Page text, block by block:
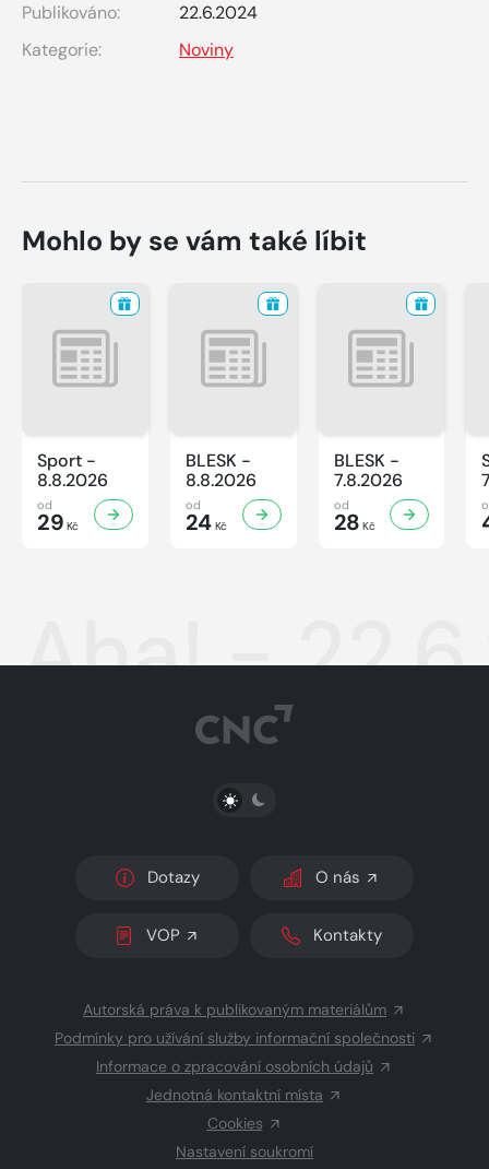
Publikováno:
22.6.2024
Kategorie:
Noviny
Mohlo by se vám také líbit
Sport -
8.8.2026
BLESK -
8.8.2026
BLESK -
7.8.2026
Aha! -
Autorská práva k publikovaným materiálům
Podmínky pro užívání služby informační společnosti
Informace o zpracování osobních údajů
Jednotná kontaktní místa
Cookies